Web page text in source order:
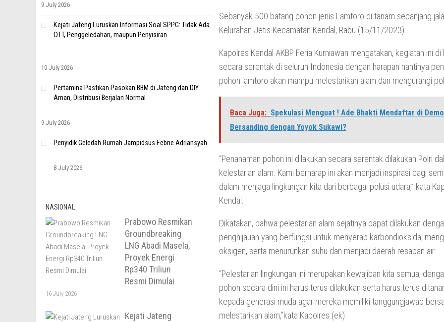
Sebanyak 500 batang pohon jenis Lamtoro di tanam sepanjang
Kelurahan Jetis Kecamatan Kendal, Rabu (15/11/2023).
Kapolres Kendal AKBP Feria Kurniawan mengatakan, kegiatan ini di
secara serentak di seluruh Indonesia dengan harapan nantinya
pohon lamtoro akan mampu melestarikan alam dan mengurangi
Baca Juga: Spekulasi Menguat ! Ade Bhakti Mendaftar di
Bersanding dengan Yoyok Sukawi?
“Penanaman pohon ini dilakukan secara serentak dilakukan Polri
kelestarian alam. Kami berharap ini akan menjadi inspirasi bagi
dalam menjaga lingkungan kita dari berbagai polusi udara,” kata
Kendal.
Dikatakan, bahwa pelestarian alam sejatinya dapat dilakukan
penghijauan yang berfungsi untuk menyerap karbondioksida,
oksigen, serta menurunkan suhu dan menjadi daerah resapan air.
“Pelestarian lingkungan ini merupakan kewajiban kita semua,
pohon secara dini ini harus terus dilakukan serta harus terus
kepada generasi muda agar mereka memiliki tanggungjawab
melestarikan alam,”kata Kapolres.(ek)
9 July 2026
Kejati Jateng Luruskan Informasi Soal SPPG: Tidak Ada
OTT, Penggeledahan, maupun Penyisiran
10 July 2026
Pertamina Pastikan Pasokan BBM di Jateng dan DIY
Aman, Distribusi Berjalan Normal
9 July 2026
Penyidik Geledah Rumah Jampidsus Febrie Adriansyah
8 July 2026
NASIONAL
Prabowo Resmikan
Groundbreaking
LNG Abadi Masela,
Proyek Energi
Rp340 Triliun
Resmi Dimulai
16 July 2026
Kejati Jateng